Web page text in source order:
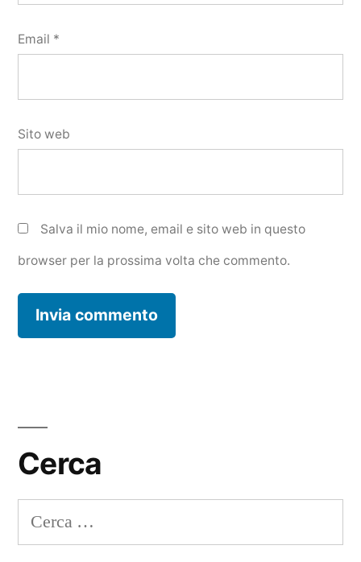
Email *
Sito web
Salva il mio nome, email e sito web in questo
browser per la prossima volta che commento.
Cerca
Ricerca
per: